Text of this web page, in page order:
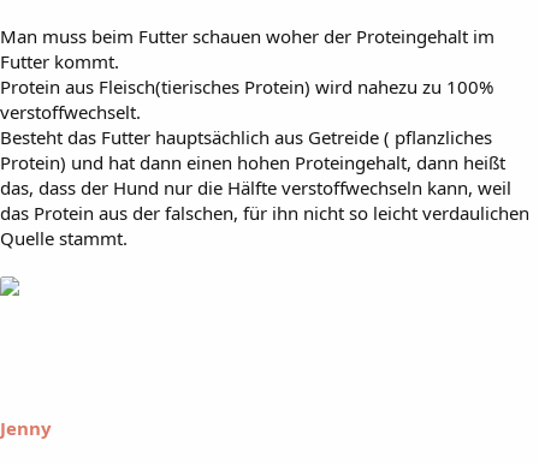
Man muss beim Futter schauen woher der Proteingehalt im
Futter kommt.
Protein aus Fleisch(tierisches Protein) wird nahezu zu 100%
verstoffwechselt.
Besteht das Futter hauptsächlich aus Getreide ( pflanzliches
Protein) und hat dann einen hohen Proteingehalt, dann heißt
das, dass der Hund nur die Hälfte verstoffwechseln kann, weil
das Protein aus der falschen, für ihn nicht so leicht verdaulichen
Quelle stammt.
Jenny